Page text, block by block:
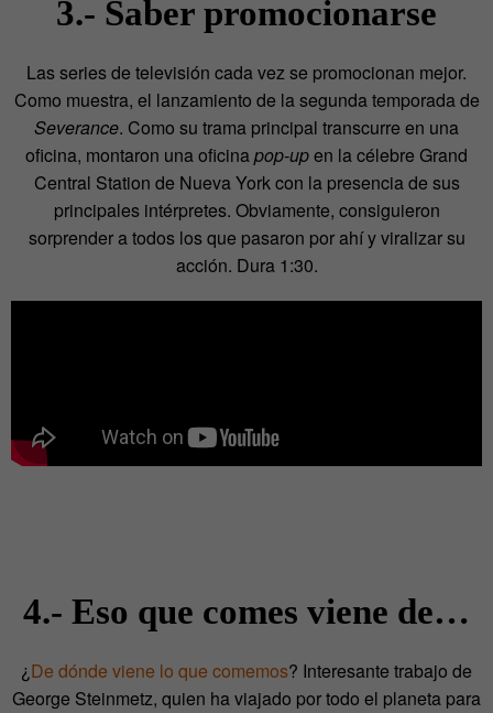
3.- Saber promocionarse
Las series de televisión cada vez se promocionan mejor.
Como muestra, el lanzamiento de la segunda temporada de
Severance. Como su trama principal transcurre en una
oficina, montaron una oficinapop-upen la célebre Grand
Central Station de Nueva York con la presencia de sus
principales intérpretes. Obviamente, consiguieron
sorprender a todos los que pasaron por ahí y viralizar su
acción. Dura 1:30.
4.- Eso que comes viene de…
¿De dónde viene lo que comemos? Interesante trabajo de
George Steinmetz, quien ha viajado por todo el planeta para